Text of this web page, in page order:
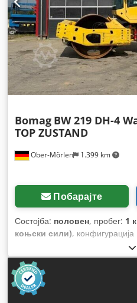
Ober-Mörlen 1.399 km
Bomag BW 219 DH-4
TOP ZUSTAND
Побарајте
Состојба: половен, пробег: 1
коњски сили), конфигурација
, Година